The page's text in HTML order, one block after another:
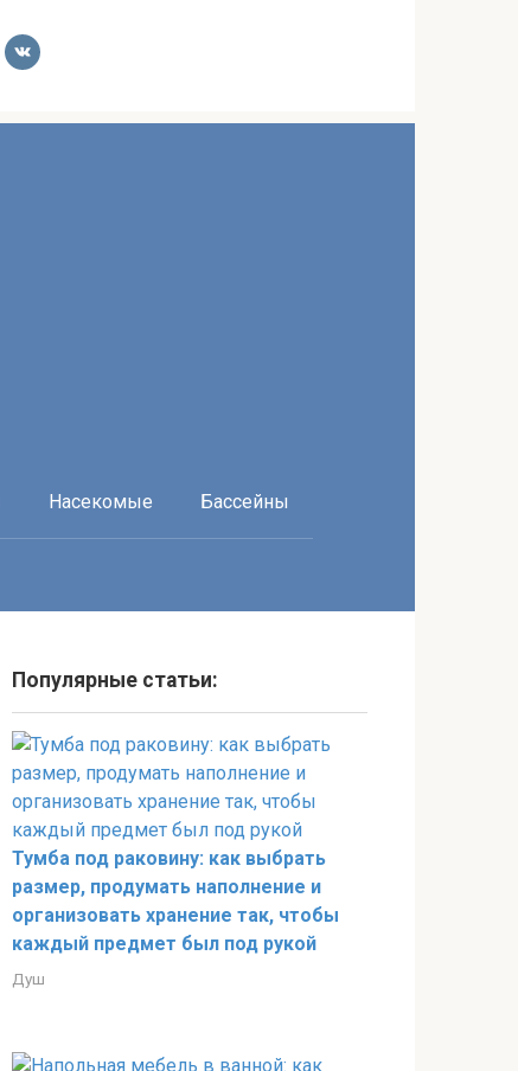
Насекомые Бассейны
Популярные статьи:
Тумба под раковину: как выбрать
размер, продумать наполнение и
организовать хранение так, чтобы
каждый предмет был под рукой
Душ